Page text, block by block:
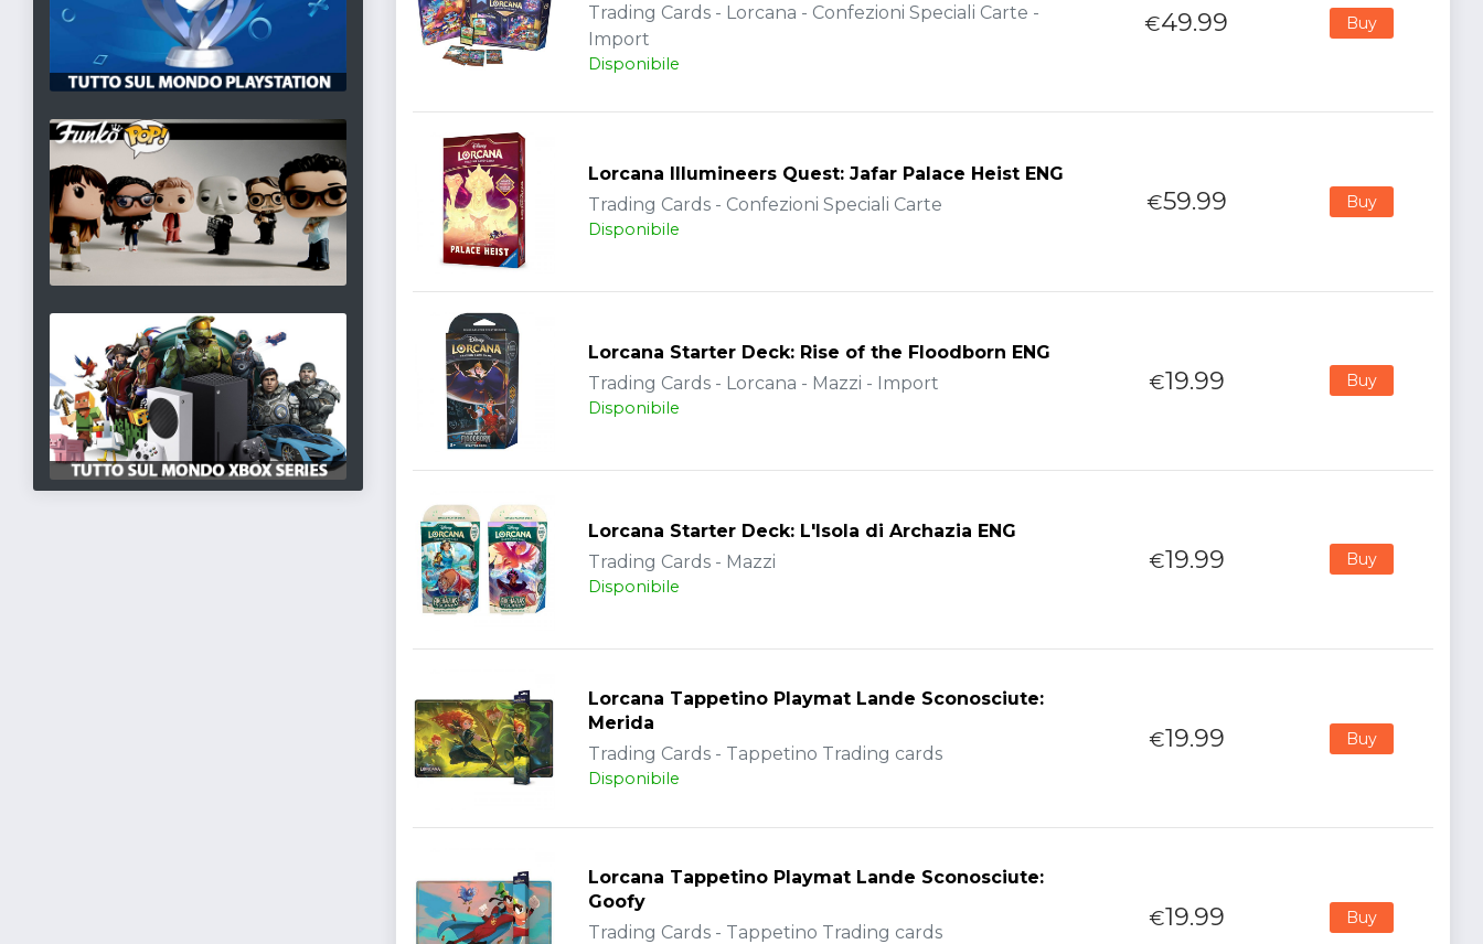
Trading Cards - Lorcana - Confezioni Speciali Carte -
Import
Disponibile
€49.99 Buy
Lorcana Illumineers Quest: Jafar Palace Heist ENG
Trading Cards - Confezioni Speciali Carte
Disponibile
€59.99 Buy
Lorcana Starter Deck: Rise of the Floodborn ENG
Trading Cards - Lorcana - Mazzi - Import
Disponibile
€19.99 Buy
Lorcana Starter Deck: L'Isola di Archazia ENG
Trading Cards - Mazzi
Disponibile
€19.99 Buy
Lorcana Tappetino Playmat Lande Sconosciute:
Merida
Trading Cards - Tappetino Trading cards
Disponibile
€19.99 Buy
Lorcana Tappetino Playmat Lande Sconosciute:
Goofy
Trading Cards - Tappetino Trading cards
€19.99 Buy